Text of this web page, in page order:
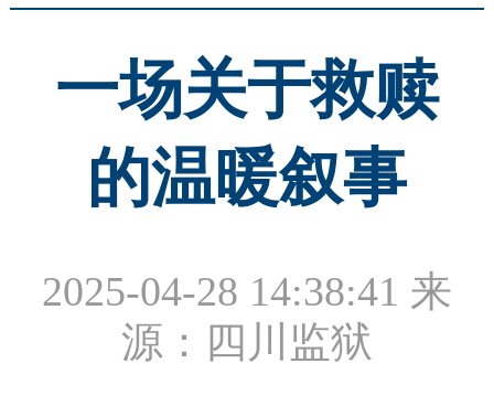
一场关于救赎
的温暖叙事
2025-04-28 14:38:41 来
源：四川监狱